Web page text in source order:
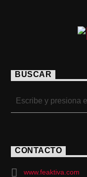
BUSCAR
CONTACTO
www.feaktiva.com